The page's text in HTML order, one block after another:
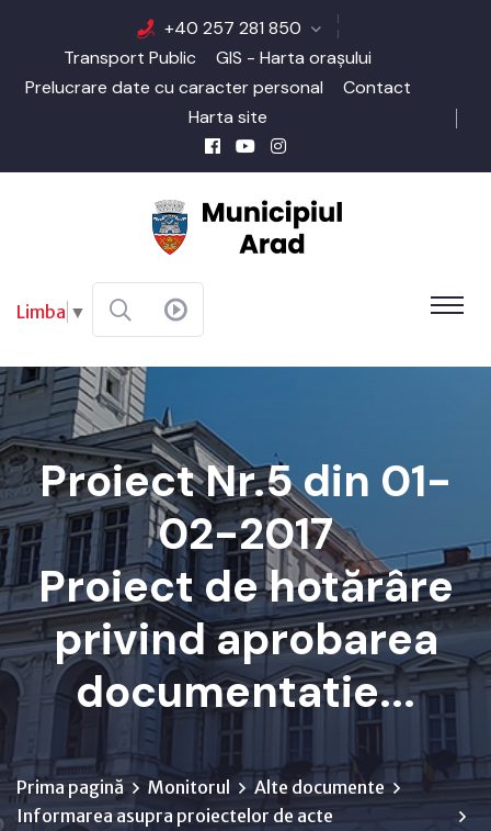
+40 257 281 850
Transport Public
GIS - Harta orașului
Prelucrare date cu caracter personal
Contact
Harta site
Limba ▼
Proiect Nr.5 din 01-
02-2017
Proiect de hotărâre
privind aprobarea
documentatie...
Prima pagină Monitorul
Alte documente
Informarea asupra proiectelor de acte